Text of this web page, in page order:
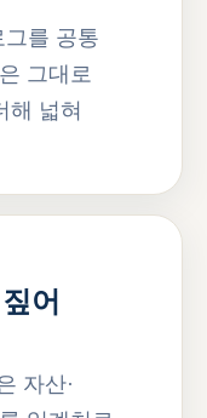
그를 공통
그대로
해 넓혀
어
자산·